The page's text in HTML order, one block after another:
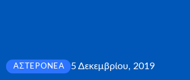
ΑΣΤΕΡΟΝΈΑ 5 Δεκεμβρίου, 2019